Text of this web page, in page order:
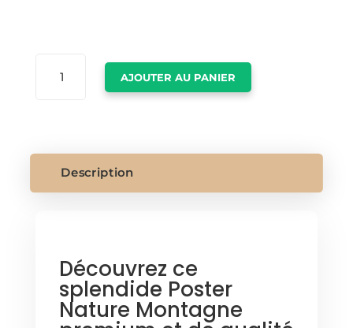
AJOUTER AU PANIER
Description
Découvrez ce
splendide Poster
Nature Montagne